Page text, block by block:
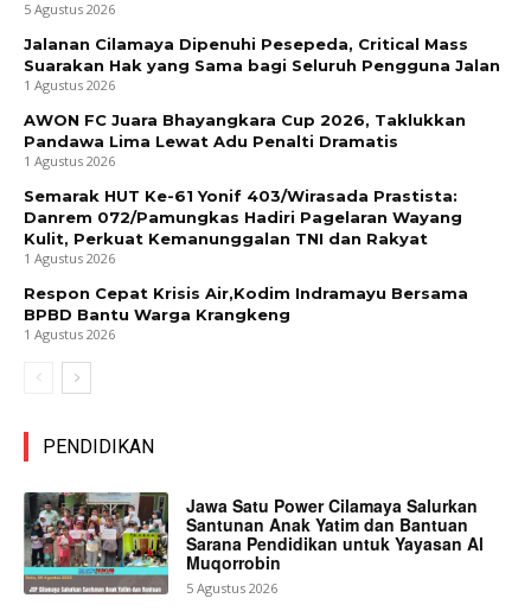
5 Agustus 2026
Jalanan Cilamaya Dipenuhi Pesepeda, Critical Mass
Suarakan Hak yang Sama bagi Seluruh Pengguna Jalan
1 Agustus 2026
AWON FC Juara Bhayangkara Cup 2026, Taklukkan
Pandawa Lima Lewat Adu Penalti Dramatis
1 Agustus 2026
Semarak HUT Ke-61 Yonif 403/Wirasada Prastista:
Danrem 072/Pamungkas Hadiri Pagelaran Wayang
Kulit, Perkuat Kemanunggalan TNI dan Rakyat
1 Agustus 2026
Respon Cepat Krisis Air,Kodim Indramayu Bersama
BPBD Bantu Warga Krangkeng
1 Agustus 2026
PENDIDIKAN
Jawa Satu Power Cilamaya Salurkan
Santunan Anak Yatim dan Bantuan
Sarana Pendidikan untuk Yayasan Al
Muqorrobin
5 Agustus 2026